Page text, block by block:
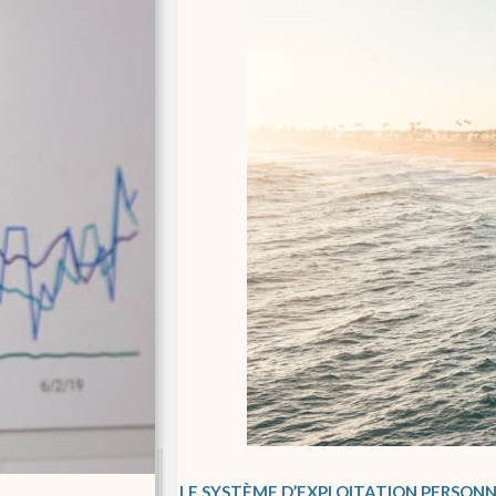
LE SYSTÈME D’EXPLOITATION